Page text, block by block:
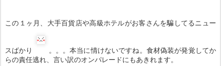
この１ヶ月、大手百貨店や高級ホテルがお客さんを騙してるニュー
スばかり
。。。本当に情けないですね。食材偽装が発覚してか
らの責任逃れ、言い訳のオンパレードにもあきれます。